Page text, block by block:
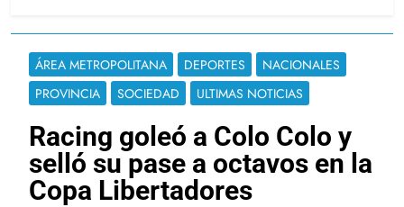
ÁREA METROPOLITANA DEPORTES
NACIONALES
PROVINCIA
SOCIEDAD ULTIMAS NOTICIAS
Racing goleó a Colo Colo y
selló su pase a octavos en la
Copa Libertadores